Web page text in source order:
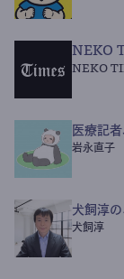
NEKO
NEKO
医療記
岩永直子
犬飼淳
犬飼淳